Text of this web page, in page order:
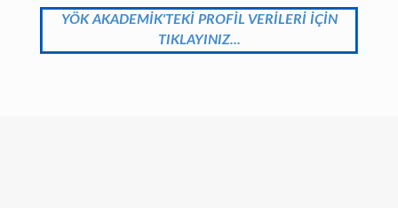
YÖK AKADEMİK'TEKİ PROFİL VERİLERİ İÇİN
TIKLAYINIZ...